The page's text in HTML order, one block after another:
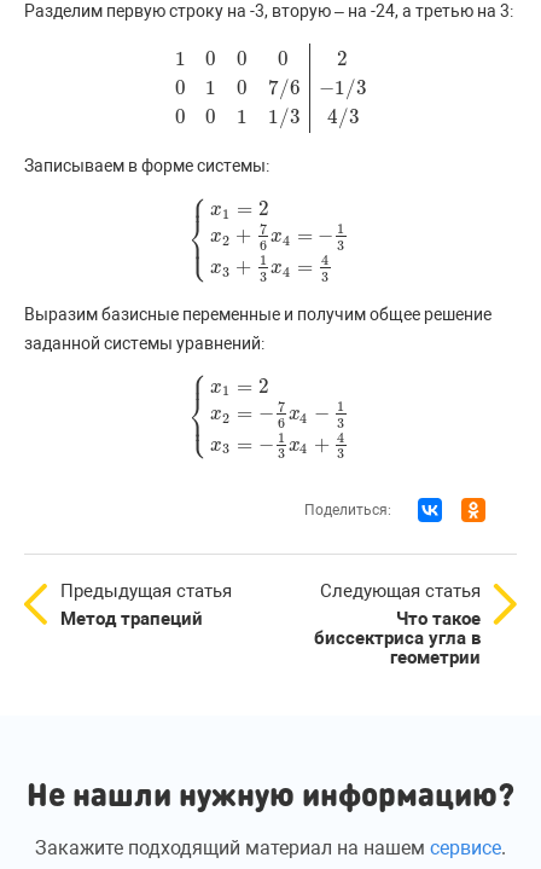
Разделим первую строку на -3, вторую – на -24, а третью на 3:
1
0
0
0
1
0
0
0
1
0
7/6
1/3
2
−1/3
4/3
00 20 07 −1/3 011/34
Записываем в форме системы:
⎧
⎩
⎨⎪
⎪
x1 = 2
x2 + 7
6 x4 = − 1
3
x3 + 1
3 x4 = 4
3
{x 1=2 x2+76x4 =− 13x3
Выразим базисные переменные и получим общее решение
заданной системы уравнений:
⎧
⎩
⎨⎪
⎪
x1 = 2
x2 = − 7
6 x4 − 1
3
x3 = − 1
3 x4 + 4
3
{x 1=2 x2= −76x4−13 x3
Поделиться:
Предыдущая статья
Метод трапеций
Следующая статья
Что такое
биссектриса угла в
геометрии
Не нашли нужную информацию?
Закажите подходящий материал на нашем сервисе.